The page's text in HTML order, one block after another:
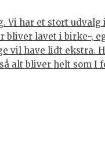
Vi har et stort udvalg
bliver lavet i birke-,
vil have lidt ekstra.
alt bliver helt som I